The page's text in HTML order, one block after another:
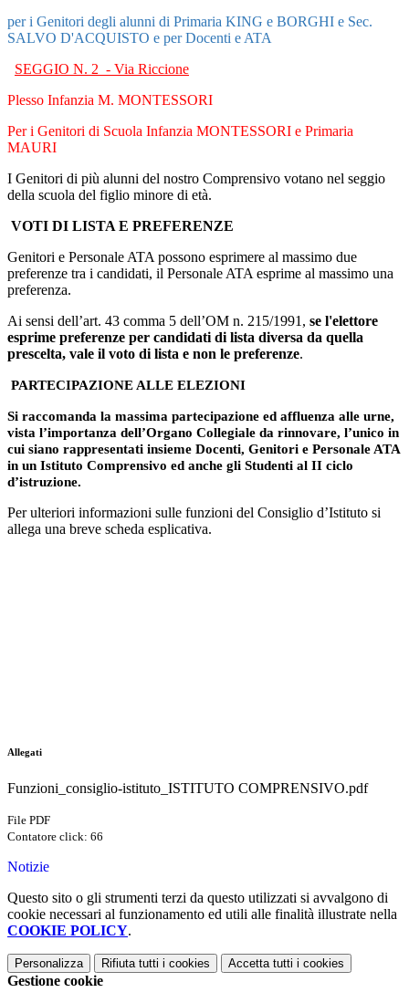
per i Genitori degli alunni di Primaria KING e BORGHI e Sec.
SALVO D'ACQUISTO e per Docenti e ATA
SEGGIO N. 2 - Via Riccione
Plesso Infanzia M. MONTESSORI
Per i Genitori di Scuola Infanzia MONTESSORI e Primaria
MAURI
I Genitori di più alunni del nostro Comprensivo votano nel seggio
della scuola del figlio minore di età.
VOTI DI LISTA E PREFERENZE
Genitori e Personale ATA possono esprimere al massimo due
preferenze tra i candidati, il Personale ATA esprime al massimo una
preferenza.
Ai sensi dell’art. 43 comma 5 dell’OM n. 215/1991, se l'elettore
esprime preferenze per candidati di lista diversa da quella
prescelta, vale il voto di lista e non le preferenze.
PARTECIPAZIONE ALLE ELEZIONI
Si raccomanda la massima partecipazione ed affluenza alle urne,
vista l’importanza dell’Organo Collegiale da rinnovare, l’unico in
cui siano rappresentati insieme Docenti, Genitori e Personale ATA
in un Istituto Comprensivo ed anche gli Studenti al II ciclo
d’istruzione.
Per ulteriori informazioni sulle funzioni del Consiglio d’Istituto si
allega una breve scheda esplicativa.
Allegati
Funzioni_consiglio-istituto_ISTITUTO COMPRENSIVO.pdf
File PDF
Contatore click: 66
Notizie
Questo sito o gli strumenti terzi da questo utilizzati si avvalgono di
cookie necessari al funzionamento ed utili alle finalità illustrate nella
COOKIE POLICY.
Personalizza Rifiuta tutti i cookies Accetta tutti i cookies
Gestione cookie